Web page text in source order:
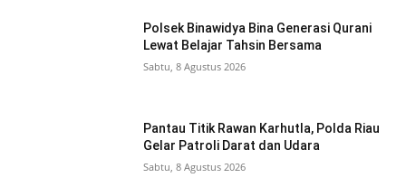
Polsek Binawidya Bina Generasi Qurani
Lewat Belajar Tahsin Bersama
Sabtu, 8 Agustus 2026
Pantau Titik Rawan Karhutla, Polda Riau
Gelar Patroli Darat dan Udara
Sabtu, 8 Agustus 2026